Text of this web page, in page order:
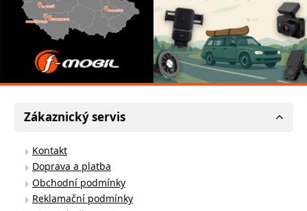
Zákaznický servis
Kontakt
Doprava a platba
Obchodní podmínky
Reklamační podmínky